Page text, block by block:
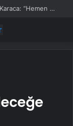
Görevden Alınan CHP Isparta İl Başkanı Karaca: “Hemen Geçiş Yapacağız”